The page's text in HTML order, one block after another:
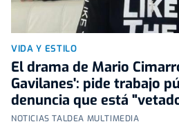
VIDA Y ESTILO
El drama de Mario
Gavilanes': pide trabajo
denuncia que está
NOTICIAS TALDEA MULTIMEDIA